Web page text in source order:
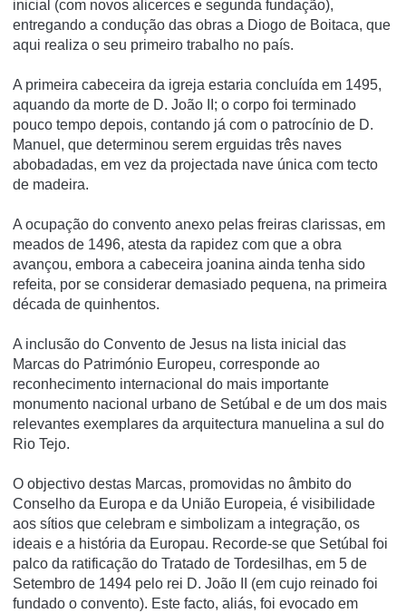
inicial (com novos alicerces e segunda fundação),
entregando a condução das obras a Diogo de Boitaca, que
aqui realiza o seu primeiro trabalho no país.
A primeira cabeceira da igreja estaria concluída em 1495,
aquando da morte de D. João II; o corpo foi terminado
pouco tempo depois, contando já com o patrocínio de D.
Manuel, que determinou serem erguidas três naves
abobadadas, em vez da projectada nave única com tecto
de madeira.
A ocupação do convento anexo pelas freiras clarissas, em
meados de 1496, atesta da rapidez com que a obra
avançou, embora a cabeceira joanina ainda tenha sido
refeita, por se considerar demasiado pequena, na primeira
década de quinhentos.
A inclusão do Convento de Jesus na lista inicial das
Marcas do Património Europeu, corresponde ao
reconhecimento internacional do mais importante
monumento nacional urbano de Setúbal e de um dos mais
relevantes exemplares da arquitectura manuelina a sul do
Rio Tejo.
O objectivo destas Marcas, promovidas no âmbito do
Conselho da Europa e da União Europeia, é visibilidade
aos sí­tios que celebram e simbolizam a integração, os
ideais e a história da Europau. Recorde-se que Setúbal foi
palco da ratificação do Tratado de Tordesilhas, em 5 de
Setembro de 1494 pelo rei D. João II (em cujo reinado foi
fundado o convento). Este facto, aliás, foi evocado em